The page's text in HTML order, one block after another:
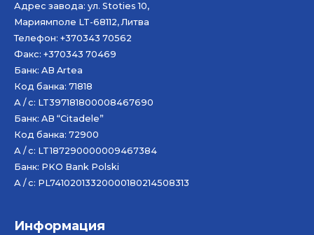
Адрес завода: ул. Stoties 10,
Мариямполе LT-68112, Литва
Телефон: +370343 70562
Факс: +370343 70469
Банк: AB Artea
Код банка: 71818
А / с: LT397181800008467690
Банк: AB “Citadele”
Код банка: 72900
А / с: LT187290000009467384
Банк: PKO Bank Polski
А / с: PL74102013320000180214508313
Информация